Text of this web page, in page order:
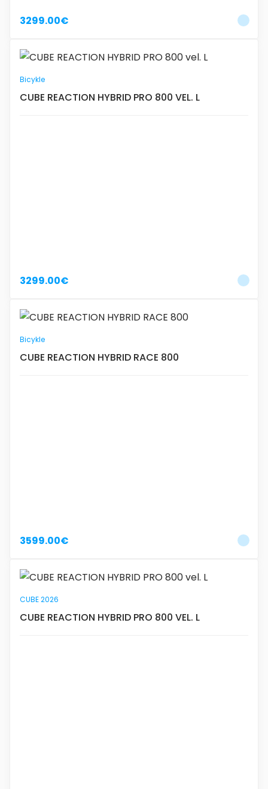
3299.00€
Bicykle
CUBE REACTION HYBRID PRO 800 VEL. L
3299.00€
Bicykle
CUBE REACTION HYBRID RACE 800
3599.00€
CUBE 2026
CUBE REACTION HYBRID PRO 800 VEL. L